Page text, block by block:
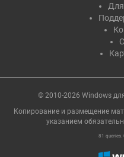
Для
© 2010-2026 Windows
Копирование и размещение
указанием
81 queries.